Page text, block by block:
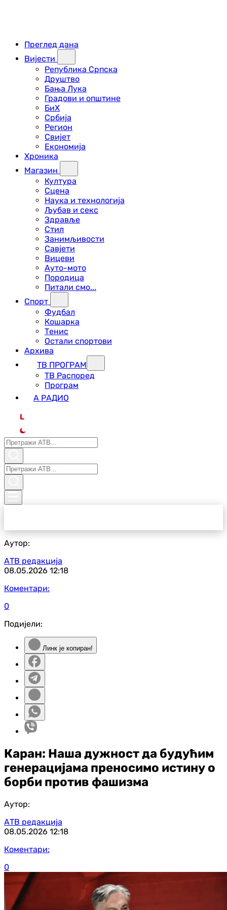
Преглед дана
Вијести
Република Српска
Друштво
Бања Лука
Градови и општине
БиХ
Србија
Регион
Свијет
Економија
Хроника
Магазин
Култура
Сцена
Наука и технологија
Љубав и секс
Здравље
Стил
Занимљивости
Савјети
Вицеви
Ауто-мото
Породица
Питали смо...
Спорт
Фудбал
Кошарка
Тенис
Остали спортови
Архива
ТВ ПРОГРАМ
ТВ Распоред
Програм
А РАДИО
L
Аутор:
АТВ редакција
08.05.2026 12:18
Коментари:
0
Подијели:
Линк је копиран!
Каран: Наша дужност да будућим
генерацијама преносимо истину о
борби против фашизма
Аутор:
АТВ редакција
08.05.2026 12:18
Коментари:
0